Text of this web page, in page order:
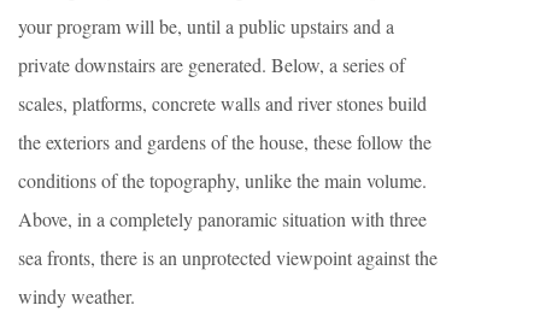
your program will be, until a public upstairs and a
private downstairs are generated. Below, a series of
scales, platforms, concrete walls and river stones build
the exteriors and gardens of the house, these follow the
conditions of the topography, unlike the main volume.
Above, in a completely panoramic situation with three
sea fronts, there is an unprotected viewpoint against the
windy weather.